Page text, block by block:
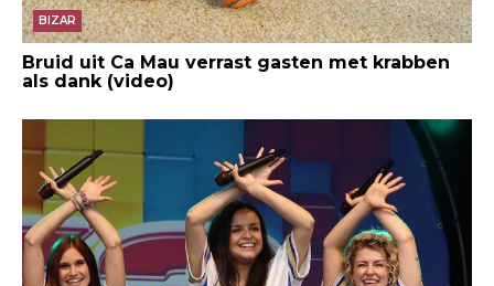
BIZAR
Bruid uit Ca Mau verrast gasten met krabben
als dank (video)